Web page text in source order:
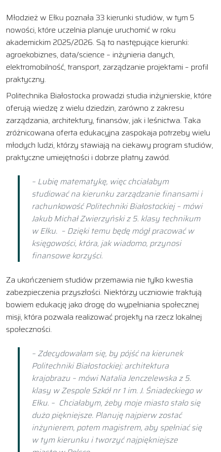
Młodzież w Ełku poznała 33 kierunki studiów, w tym 5
nowości, które uczelnia planuje uruchomić w roku
akademickim 2025/2026. Są to następujące kierunki:
agroekobiznes, data/science – inżynieria danych,
elektromobilność, transport, zarządzanie projektami – profil
praktyczny.
Politechnika Białostocka prowadzi studia inżynierskie, które
oferują wiedzę z wielu dziedzin, zarówno z zakresu
zarządzania, architektury, finansów, jak i leśnictwa. Taka
zróżnicowana oferta edukacyjna zaspokaja potrzeby wielu
młodych ludzi, którzy stawiają na ciekawy program studiów,
praktyczne umiejętności i dobrze płatny zawód.
– Lubię matematykę, więc chciałabym
studiować na kierunku zarządzanie finansami i
rachunkowość Politechniki Białostockiej – mówi
Jakub Michał Zwierzyński z 5. klasy technikum
w Ełku. – Dzięki temu będę mógł pracować w
księgowości, która, jak wiadomo, przynosi
finansowe korzyści.
Za ukończeniem studiów przemawia nie tylko kwestia
zabezpieczenia przyszłości. Niektórzy uczniowie traktują
bowiem edukację jako drogę do wypełniania społecznej
misji, która pozwala realizować projekty na rzecz lokalnej
społeczności.
– Zdecydowałam się, by pójść na kierunek
Politechniki Białostockiej: architektura
krajobrazu – mówi Natalia Jenczelewska z 5.
klasy w Zespole Szkół nr 1 im. J. Śniadeckiego w
Ełku. – Chciałabym, żeby moje miasto stało się
dużo piękniejsze. Planuję najpierw zostać
inżynierem, potem magistrem, aby spełniać się
w tym kierunku i tworzyć najpiękniejsze